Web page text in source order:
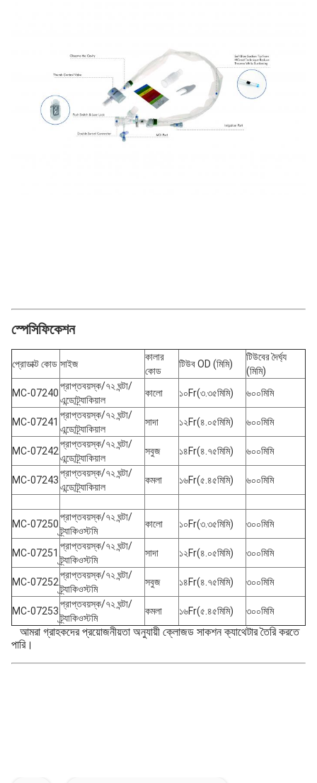
স্পেসিফিকেশন
প্রোডাক্ট কোড সাইজ
কালার
কোড
টিউব OD (মিমি)
টিউবের দৈর্ঘ্য
(মিমি)
MC-07240
প্রাপ্তবয়স্ক/৭২ ঘন্টা/
এন্ডোট্র্যাকিয়াল
কালো ১০Fr(৩.৩৫মিমি) ৬০০মিমি
MC-07241
প্রাপ্তবয়স্ক/৭২ ঘন্টা/
এন্ডোট্র্যাকিয়াল
সাদা ১২Fr(৪.০৫মিমি) ৬০০মিমি
MC-07242
প্রাপ্তবয়স্ক/৭২ ঘন্টা/
এন্ডোট্র্যাকিয়াল
সবুজ ১৪Fr(৪.৭৫মিমি) ৬০০মিমি
MC-07243
প্রাপ্তবয়স্ক/৭২ ঘন্টা/
এন্ডোট্র্যাকিয়াল
কমলা ১৬Fr(৫.৪৫মিমি) ৬০০মিমি
MC-07250
প্রাপ্তবয়স্ক/৭২ ঘন্টা/
ট্র্যাকিওস্টমি
কালো ১০Fr(৩.৩৫মিমি) ৩০০মিমি
MC-07251
প্রাপ্তবয়স্ক/৭২ ঘন্টা/
ট্র্যাকিওস্টমি
সাদা ১২Fr(৪.০৫মিমি) ৩০০মিমি
MC-07252
প্রাপ্তবয়স্ক/৭২ ঘন্টা/
ট্র্যাকিওস্টমি
সবুজ ১৪Fr(৪.৭৫মিমি) ৩০০মিমি
MC-07253
প্রাপ্তবয়স্ক/৭২ ঘন্টা/
ট্র্যাকিওস্টমি
কমলা ১৬Fr(৫.৪৫মিমি) ৩০০মিমি
আমরা গ্রাহকদের প্রয়োজনীয়তা অনুযায়ী ক্লোজড সাকশন ক্যাথেটার তৈরি করতে
পারি।